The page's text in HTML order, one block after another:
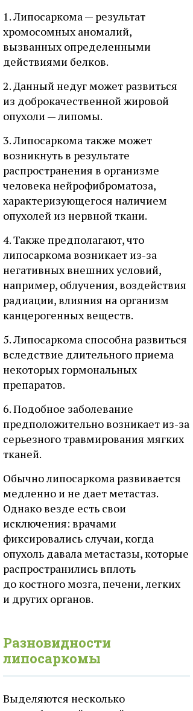
1. Липосаркома — результат
хромосомных аномалий,
вызванных определенными
действиями белков.
2. Данный недуг может развиться
из доброкачественной жировой
опухоли — липомы.
3. Липосаркома также может
возникнуть в результате
распространения в организме
человека нейрофиброматоза,
характеризующегося наличием
опухолей из нервной ткани.
4. Также предполагают, что
липосаркома возникает из-за
негативных внешних условий,
например, облучения, воздействия
радиации, влияния на организм
канцерогенных веществ.
5. Липосаркома способна развиться
вследствие длительного приема
некоторых гормональных
препаратов.
6. Подобное заболевание
предположительно возникает из-за
серьезного травмирования мягких
тканей.
Обычно липосаркома развивается
медленно и не дает метастаз.
Однако везде есть свои
исключения: врачами
фиксировались случаи, когда
опухоль давала метастазы, которые
распространились вплоть
до костного мозга, печени, легких
и других органов.
Разновидности
липосаркомы
Выделяются несколько